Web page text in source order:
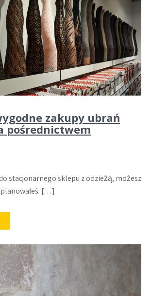
zakupy ubrań
pośrednictwem
stacjonarnego sklepu z odzieżą, możesz
[…]